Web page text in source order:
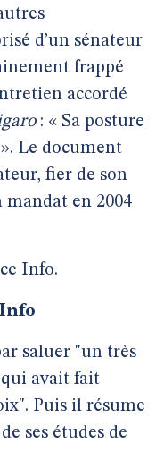
d’un sénateur
frappé
accordé
: « Sa posture
Le document
fier de son
mandat en 2004
Info.
saluer "un très
avait fait
Puis il résume
ses études de